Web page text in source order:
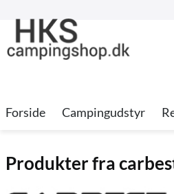
Forside Campingudstyr
Produkter fra